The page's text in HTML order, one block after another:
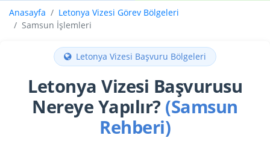
Anasayfa
Letonya Vizesi Görev Bölgeleri
Samsun İşlemleri
Letonya Vizesi Başvuru Bölgeleri
Letonya Vizesi Başvurusu
Nereye Yapılır? (Samsun
Rehberi)